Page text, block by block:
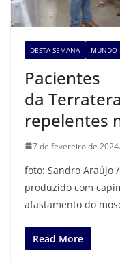
DESTA SEMANA MUNDO
Pacientes
da
repelentes
7 de fevereiro de 2024
foto: Sandro Araújo
produzido com
afastamento do
Read More